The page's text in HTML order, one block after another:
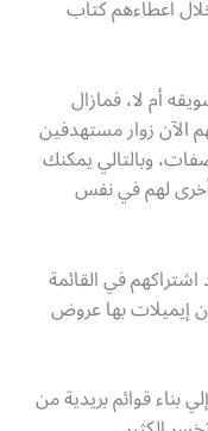
اعطاءهم كتاب
أم لا، فمازال
الآن زوار مستهدفين
وبالتالي يمكنك
لهم في نفس
في القائمة
إيميلات بها عروض
بناء قوائم بريدية من